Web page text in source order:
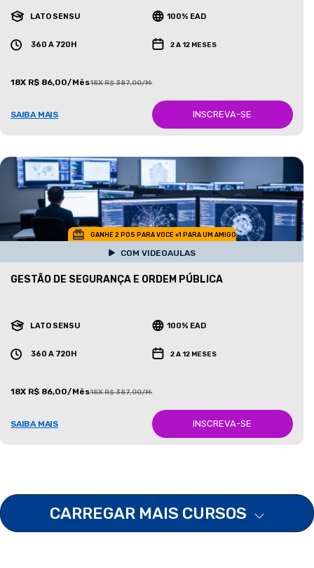
LATO SENSU 100% EAD
360 A 720H 2 A 12 MESES
18X R$ 86,00/Mês18X R$ 387,00/Mês
SAIBA MAIS INSCREVA-SE
GANHE 2 POS PARA VOCE +1 PARA UM AMIGO
COM VIDEOAULAS
GESTÃO DE SEGURANÇA E ORDEM PÚBLICA
LATO SENSU 100% EAD
360 A 720H 2 A 12 MESES
18X R$ 86,00/Mês18X R$ 387,00/Mês
SAIBA MAIS INSCREVA-SE
CARREGAR MAIS CURSOS